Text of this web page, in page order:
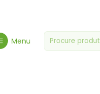
Menu
Proteínas &
o máximo de